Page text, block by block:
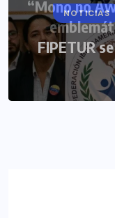
NOTICIAS
FIPETUR